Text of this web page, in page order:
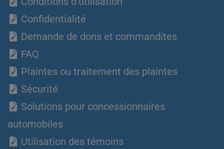
Confidentialité
Demande de dons et commandites
FAQ
Plaintes ou traitement des plaintes
Sécurité
Solutions pour concessionnaires
automobiles
Utilisation des témoins